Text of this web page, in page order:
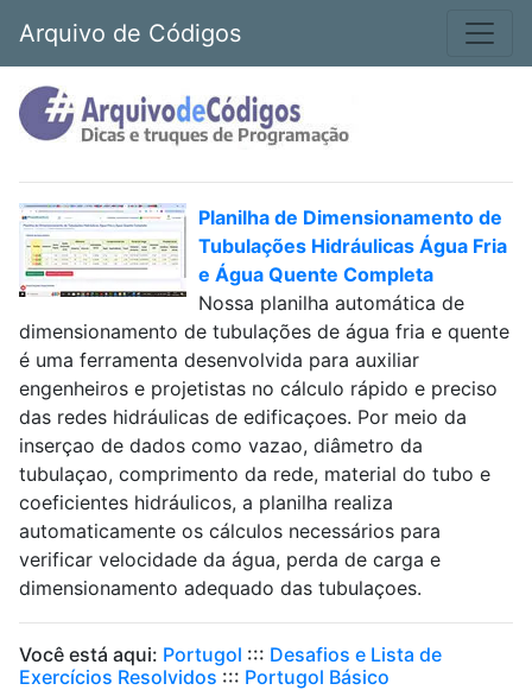
Arquivo de Códigos
Planilha de Dimensionamento de
Tubulações Hidráulicas Água Fria
e Água Quente Completa
Nossa planilha automática de
dimensionamento de tubulações de água fria e quente
é uma ferramenta desenvolvida para auxiliar
engenheiros e projetistas no cálculo rápido e preciso
das redes hidráulicas de edificaçoes. Por meio da
inserçao de dados como vazao, diâmetro da
tubulaçao, comprimento da rede, material do tubo e
coeficientes hidráulicos, a planilha realiza
automaticamente os cálculos necessários para
verificar velocidade da água, perda de carga e
dimensionamento adequado das tubulaçoes.
Você está aqui: Portugol ::: Desafios e Lista de
Exercícios Resolvidos ::: Portugol Básico